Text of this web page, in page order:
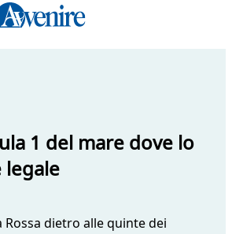
1 del mare dove lo
legale
Rossa dietro alle quinte dei